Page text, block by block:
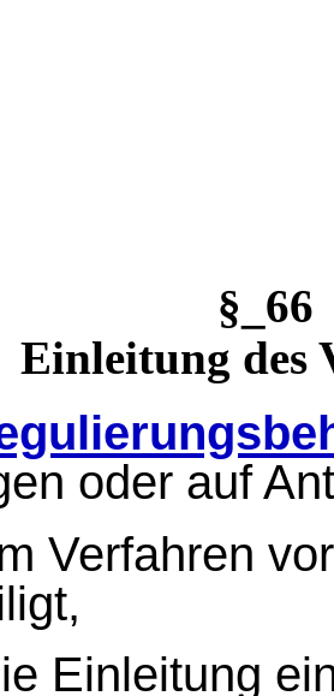
Einleitung des
oder auf
Verfahren
Einleitung